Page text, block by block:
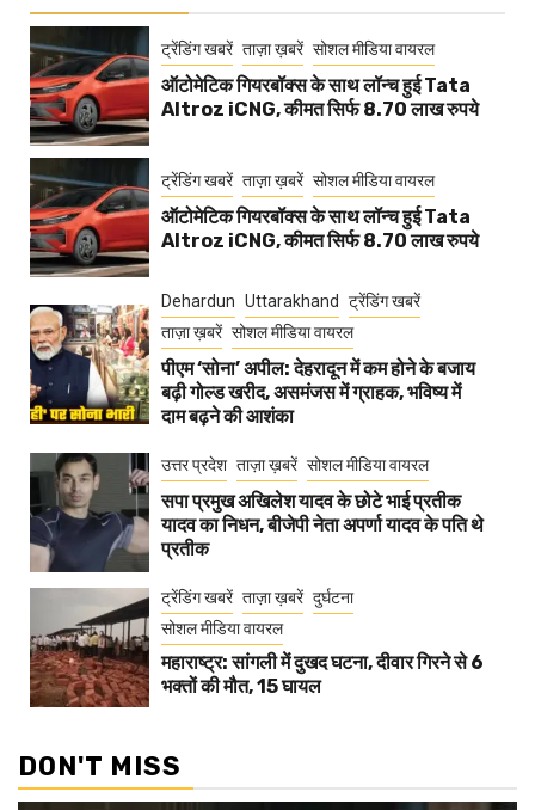
ट्रेंडिंग खबरें ताज़ा ख़बरें सोशल मीडिया वायरल
ऑटोमेटिक गियरबॉक्स के साथ लॉन्च हुई Tata
Altroz iCNG, कीमत सिर्फ 8.70 लाख रुपये
ट्रेंडिंग खबरें ताज़ा ख़बरें सोशल मीडिया वायरल
ऑटोमेटिक गियरबॉक्स के साथ लॉन्च हुई Tata
Altroz iCNG, कीमत सिर्फ 8.70 लाख रुपये
Dehardun Uttarakhand
ट्रेंडिंग खबरें
ताज़ा ख़बरें सोशल मीडिया वायरल
पीएम ‘सोना’ अपील: देहरादून में कम होने के बजाय
बढ़ी गोल्ड खरीद, असमंजस में ग्राहक, भविष्य में
दाम बढ़ने की आशंका
उत्तर प्रदेश ताज़ा ख़बरें सोशल मीडिया वायरल
सपा प्रमुख अखिलेश यादव के छोटे भाई प्रतीक
यादव का निधन, बीजेपी नेता अपर्णा यादव के पति थे
प्रतीक
ट्रेंडिंग खबरें ताज़ा ख़बरें दुर्घटना
सोशल मीडिया वायरल
महाराष्ट्र: सांगली में दुखद घटना, दीवार गिरने से 6
भक्तों की मौत, 15 घायल
DON'T MISS